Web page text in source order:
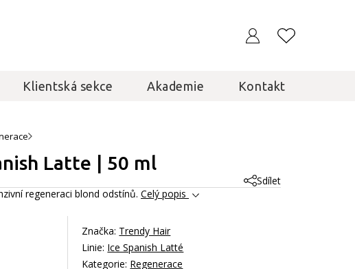
Klientská sekce Akademie Kontakt
Latte | 50 ml
Sdílet
regeneraci blond odstínů. Celý popis
Značka: Trendy Hair
Linie: Ice Spanish Latté
Kategorie: Regenerace